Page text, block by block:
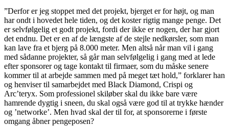
”Derfor er jeg stoppet med det projekt, bjerget er for højt, og man
har ondt i hovedet hele tiden, og det koster rigtig mange penge. Det
er selvfølgelig et godt projekt, fordi der ikke er nogen, der har gjort
det endnu. Det er en af de længste af de stejle nedkørsler, som man
kan lave fra et bjerg på 8.000 meter. Men altså når man vil i gang
med sådanne projekter, så går man selvfølgelig i gang med at lede
efter sponsorer og tage kontakt til firmaer, som du måske senere
kommer til at arbejde sammen med på meget tæt hold,” forklarer han
og henviser til samarbejdet med Black Diamond, Crispi og
Arc’teryx. Som professionel skiløber skal du ikke bare være
hamrende dygtig i sneen, du skal også være god til at trykke hænder
og ’networke’. Men hvad skal der til for, at sponsorerne i første
omgang åbner pengeposen?